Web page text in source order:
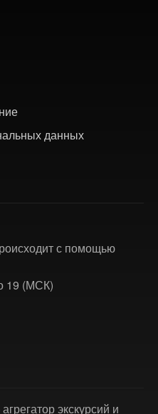
данных
с помощью
19 (МСК)
экскурсий и